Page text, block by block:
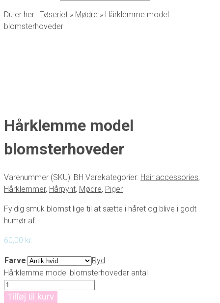
Du er her: Tøseriet » Mødre » Hårklemme model
blomsterhoveder
Hårklemme model
blomsterhoveder
Varenummer (SKU): BH Varekategorier: Hair accessories,
Hårklemmer, Hårpynt, Mødre, Piger
Fyldig smuk blomst lige til at sætte i håret og blive i godt
humør af.
60,00 kr.
Farve
Ryd
Hårklemme model blomsterhoveder antal
Tilføj til kurv